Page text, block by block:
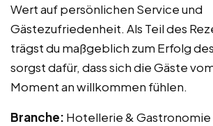
Wert auf persönlichen Service und
Gästezufriedenheit. Als Teil des
trägst du maßgeblich zum Erfolg
sorgst dafür, dass sich die Gäste
Moment an willkommen fühlen.
Branche: Hotellerie & Gastronomie